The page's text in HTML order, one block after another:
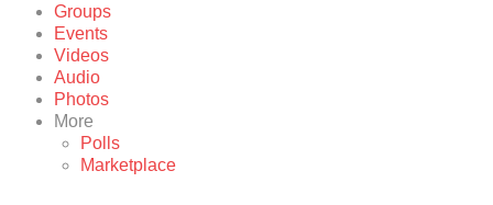
Groups
Events
Videos
Audio
Photos
More
Polls
Marketplace